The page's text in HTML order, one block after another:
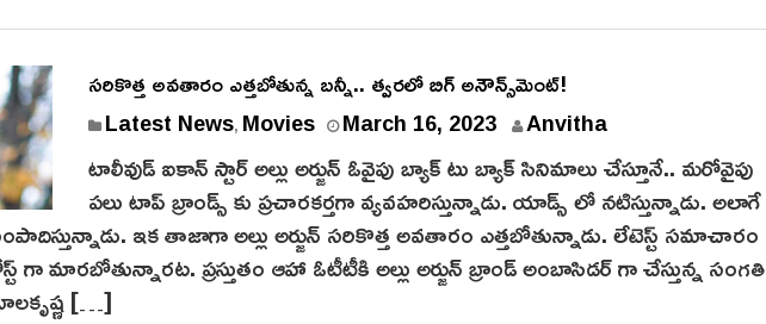
స‌రికొత్త అవ‌తారం ఎత్త‌బోతున్న బ‌న్నీ.. త్వ‌ర‌లో బిగ్ అనౌన్స్‌మెంట్!
Latest News, Movies March 16, 2023 Anvitha
టాలీవుడ్ ఐకాన్ స్టార్ అల్లు అర్జున్ ఓవైపు బ్యాక్ టు బ్యాక్ సినిమాలు చేస్తూనే.. మరోవైపు
పలు టాప్ బ్రాండ్స్ కు ప్రచారకర్తగా వ్యవహరిస్తున్నాడు. యాడ్స్ లో నటిస్తున్నాడు. అలాగే
ఇక‌ తాజాగా అల్లు అర్జున్ స‌రికొత్త అవతారం ఎత్తబోతున్నాడు. లేటెస్ట్ స‌మాచారం
మార‌బోతున్నార‌ట‌. ప్రస్తుతం ఆహా ఓటీటీకి అల్లు అర్జున్ బ్రాండ్ అంబాసిడర్ గా చేస్తున్న సంగతి
[…]